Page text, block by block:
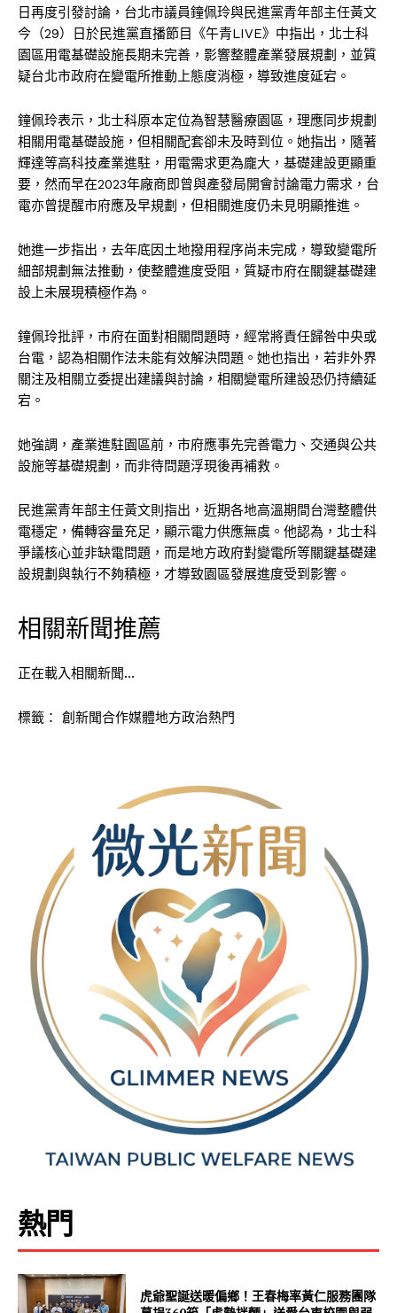
日再度引發討論，台北市議員鐘佩玲與民進黨青年部主任黃文
今（29）日於民進黨直播節目《午青LIVE》中指出，北士科
園區用電基礎設施長期未完善，影響整體產業發展規劃，並質
疑台北市政府在變電所推動上態度消極，導致進度延宕。
鐘佩玲表示，北士科原本定位為智慧醫療園區，理應同步規劃
相關用電基礎設施，但相關配套卻未及時到位。她指出，隨著
輝達等高科技產業進駐，用電需求更為龐大，基礎建設更顯重
要，然而早在2023年廠商即曾與產發局開會討論電力需求，台
電亦曾提醒市府應及早規劃，但相關進度仍未見明顯推進。
她進一步指出，去年底因土地撥用程序尚未完成，導致變電所
細部規劃無法推動，使整體進度受阻，質疑市府在關鍵基礎建
設上未展現積極作為。
鐘佩玲批評，市府在面對相關問題時，經常將責任歸咎中央或
台電，認為相關作法未能有效解決問題。她也指出，若非外界
關注及相關立委提出建議與討論，相關變電所建設恐仍持續延
宕。
她強調，產業進駐園區前，市府應事先完善電力、交通與公共
設施等基礎規劃，而非待問題浮現後再補救。
民進黨青年部主任黃文則指出，近期各地高溫期間台灣整體供
電穩定，備轉容量充足，顯示電力供應無虞。他認為，北士科
爭議核心並非缺電問題，而是地方政府對變電所等關鍵基礎建
設規劃與執行不夠積極，才導致園區發展進度受到影響。
相關新聞推薦
正在載入相關新聞…
標籤： 創新聞合作媒體地方政治熱門
熱門
虎爺聖誕送暖偏鄉！王春梅率黃仁服務團隊